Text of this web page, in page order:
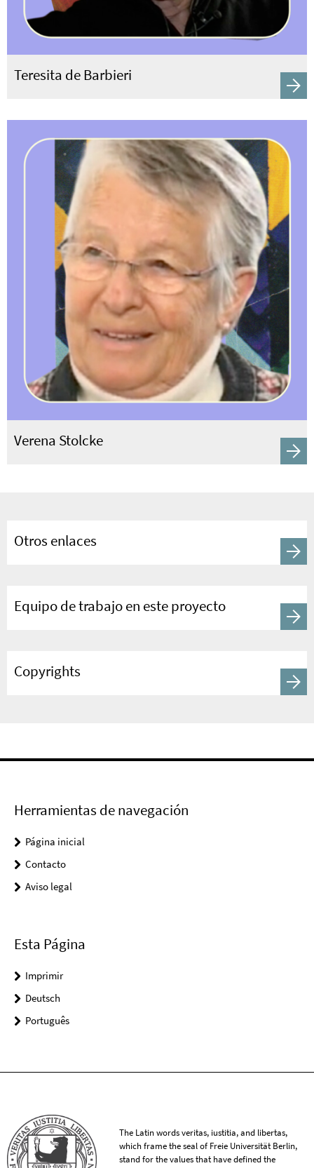
Teresita de Barbieri
Verena Stolcke
Otros enlaces
Equipo de trabajo en este proyecto
Copyrights
Herramientas de navegación
Página inicial
Contacto
Aviso legal
Esta Página
Imprimir
Deutsch
Português
The Latin words veritas, iustitia, and libertas,
which frame the seal of Freie Universität Berlin,
stand for the values that have defined the